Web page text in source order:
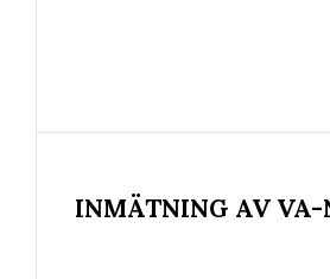
INMÄTNING AV VA-